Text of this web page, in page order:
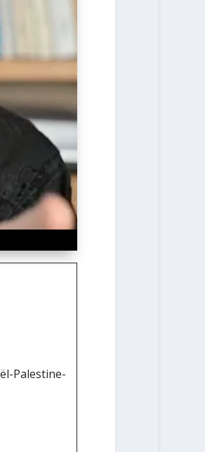
Palestine-